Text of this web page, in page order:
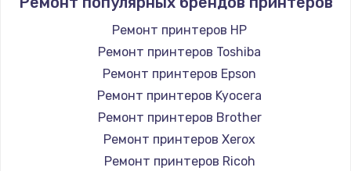
Заказать
Комплексная чистка
600 руб.
Заказать
Замена лампы подсветки
1000 руб.
Ремонт принтеров HP
Ремонт принтеров Toshiba
Ремонт принтеров Epson
Ремонт принтеров Kyocera
Ремонт принтеров Brother
Ремонт принтеров Xerox
Ремонт принтеров Ricoh